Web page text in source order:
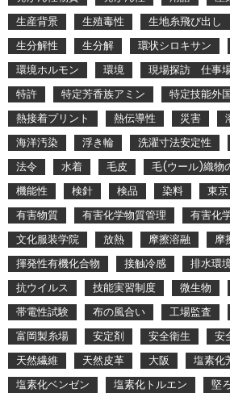
生産背景
生殖毒性 生地糸飛び出し
生分解性
生分解 環状シロキサン
環境ホルモン
環境 現場探訪 仕事
特許
特定芳香族アミン 特定技能外
熱接着プリント
熱伝導性 災害
海洋汚染
浮き輪 洗濯寸法安定性
法令
水着 毛皮 毛(ウール)織物
機能性
検針 検品 染料 東京
有害物質
有害化学物質管理
有害化
文化服装学院
放熱 摩擦溶融
摩
揮発性有機化合物
接触冷感 排水環
抗ウイルス
技能実習制度 微生物
帯電性試験
布の風合い 工場監査
富岡製糸場
安定剤 安全衛生 安
天然繊維
天然皮革 大阪
塩素化
塩素化ベンゼン
塩素化トルエン 堅